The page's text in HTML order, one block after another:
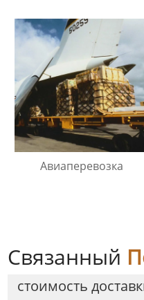
Авиаперевозка
Связанный
стоимость